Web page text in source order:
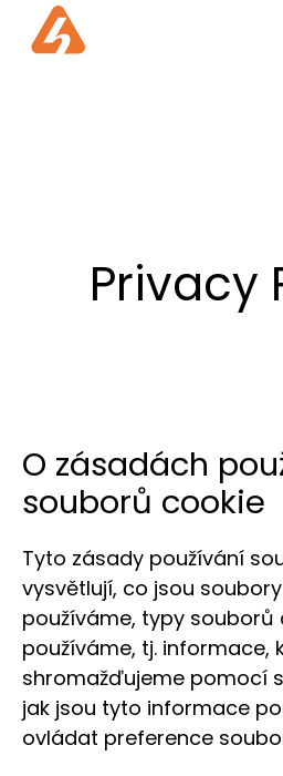
Přeskočit
Privacy
O zásadách
souborů cookie
Tyto zásady používání
vysvětlují, co jsou
používáme, typy souborů
používáme, tj. informace,
shromažďujeme pomocí
jak jsou tyto informace
ovládat preference